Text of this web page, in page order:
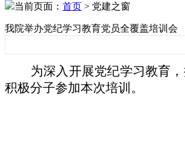
当前页面： 首页 > 党建之窗
我院举办党纪学习教育党员全覆盖培训会
为深入开展党纪学习教育
积极分子参加本次培训。